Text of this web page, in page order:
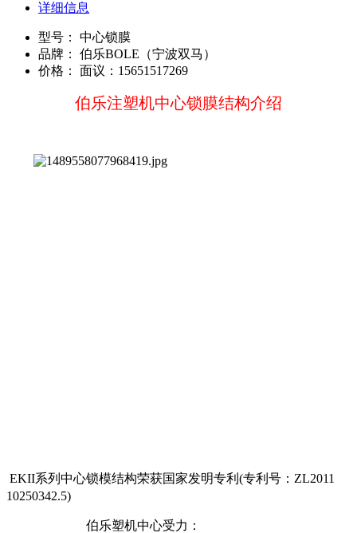
详细信息
型号：
中心锁膜
品牌：
伯乐BOLE（宁波双马）
价格：
面议：15651517269
伯乐注塑机中心锁膜结构介绍
EKII系列中心锁模结构荣获国家发明专利(专利号：ZL2011
10250342.5)
伯乐塑机中心受力：